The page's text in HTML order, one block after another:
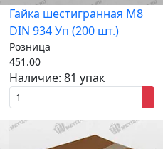
Гайка шестигранная M8
DIN 934 Уп (200 шт.)
Розница
451.00
Наличие: 81 упак